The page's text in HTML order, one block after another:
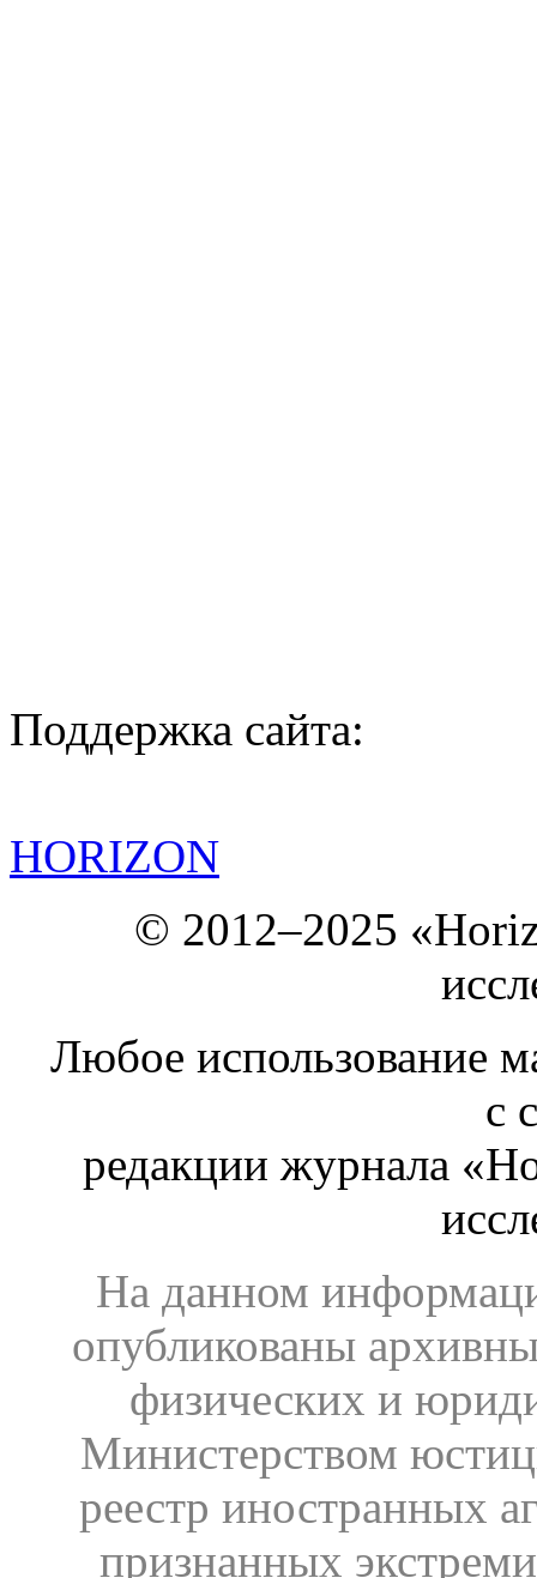
Поддержка сайта:
HORIZON
© 2012–2025
Любое использование
с
редакции журнала
На данном
опубликованы
физических и
Министерством
реестр иностранных
признанных